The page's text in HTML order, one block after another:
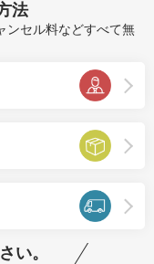
法
ンセル料などすべて無
い。